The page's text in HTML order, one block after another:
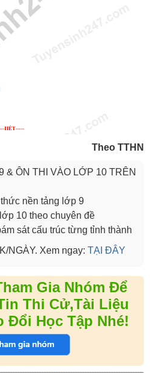
Theo TTHN
& ÔN THI VÀO LỚP 10 TRÊN
nền tảng lớp 9
10 theo chuyên đề
sát cấu trúc từng tỉnh thành
NGÀY. Xem ngay: TẠI ĐÂY
Gia Nhóm Để
Thi Cử,Tài Liệu
Đổi Học Tập Nhé!